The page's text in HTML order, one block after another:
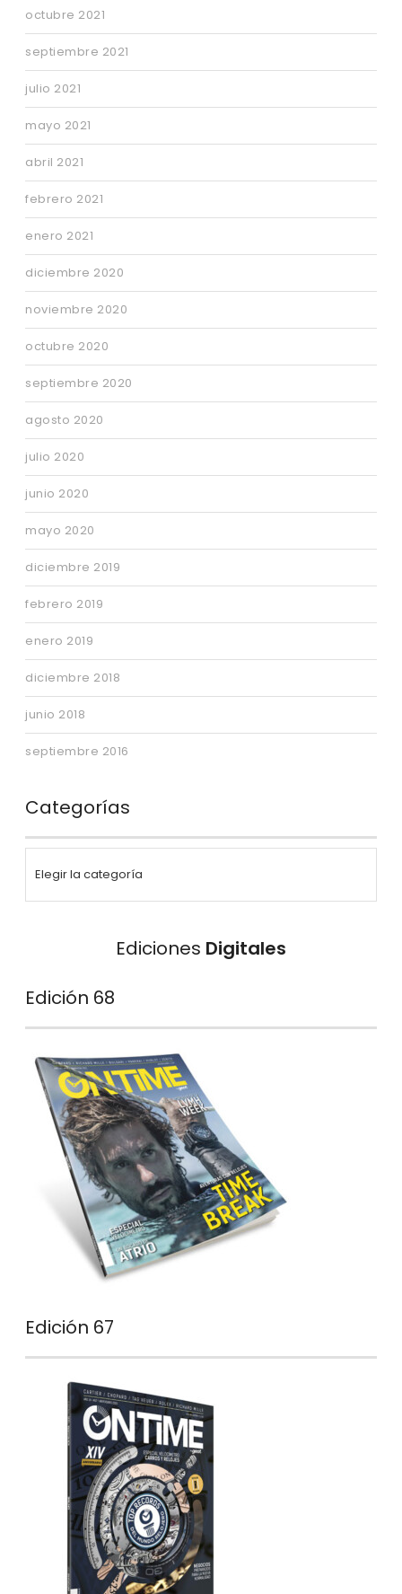
octubre 2021
septiembre 2021
julio 2021
mayo 2021
abril 2021
febrero 2021
enero 2021
diciembre 2020
noviembre 2020
octubre 2020
septiembre 2020
agosto 2020
julio 2020
junio 2020
mayo 2020
diciembre 2019
febrero 2019
enero 2019
diciembre 2018
junio 2018
septiembre 2016
Categorías
Ediciones Digitales
Edición 68
Edición 67